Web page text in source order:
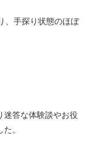
、手探り状態のほぼ
迷答な体験談やお役
。